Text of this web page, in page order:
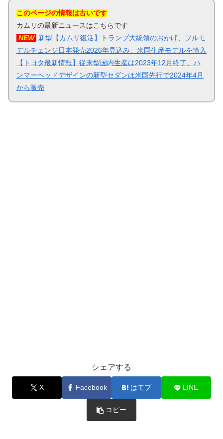
このページの情報は古いです
カムリの最新ニュースはこちらです
NEW 新型【カムリ復活】トランプ大統領のおかげ、フルモ
デルチェンジ日本発売2026年見込み、米国生産モデルを輸入
【トヨタ最新情報】従来型国内生産は2023年12月終了、ハ
ンマーヘッドデザインの新型セダンは米国先行で2024年4月
から販売
シェアする
X Facebook はてブ LINE
コピー